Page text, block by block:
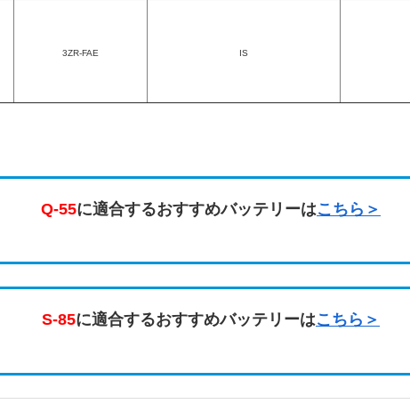
3ZR-FAE IS
Q-55に適合するおすすめバッテリーはこちら＞
S-85に適合するおすすめバッテリーはこちら＞